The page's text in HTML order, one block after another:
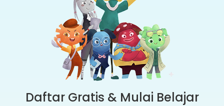
Daftar Gratis & Mulai Belajar